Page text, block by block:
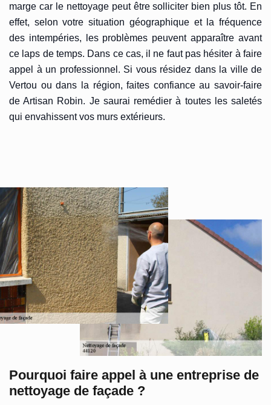
marge car le nettoyage peut être solliciter bien plus tôt. En
effet, selon votre situation géographique et la fréquence
des intempéries, les problèmes peuvent apparaître avant
ce laps de temps. Dans ce cas, il ne faut pas hésiter à faire
appel à un professionnel. Si vous résidez dans la ville de
Vertou ou dans la région, faites confiance au savoir-faire
de Artisan Robin. Je saurai remédier à toutes les saletés
qui envahissent vos murs extérieurs.
Pourquoi faire appel à une entreprise de
nettoyage de façade ?